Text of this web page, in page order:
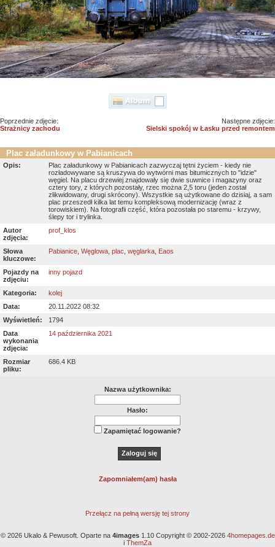
Poprzednie zdjęcie:
Strażnicy zachodu
Następne zdjęcie:
Sielski spokój w Łasku przed remontem
Plac załadunkowy w Pabianicach
Opis:
Plac załadunkowy w Pabianicach zazwyczaj tętni życiem - kiedy nie
rozładowywane są kruszywa do wytwórni mas bitumicznych to "idzie"
węgiel. Na placu drzewiej znajdowały się dwie suwnice i magazyny oraz
cztery tory, z których pozostały, rzec można 2,5 toru (jeden został
zlikwidowany, drugi skrócony). Wszystkie są użytkowane do dzisiaj, a sam
plac przeszedł kilka lat temu kompleksową modernizację (wraz z
torowiskiem). Na fotografii część, która pozostała po staremu - krzywy,
ślepy tor i trylinka.
Autor
zdjęcia:
prof_klos
Słowa
kluczowe:
Pabianice Węglowa plac węglarka Eaos
Pojazdy na
zdjęciu:
inny pojazd
Kategoria:
kolej
Data:
20.11.2022 08:32
Wyświetleń:
1794
Data
wykonania
zdjęcia:
14 października 2021
Rozmiar
pliku:
686.4 KB
Nazwa użytkownika:
Hasło:
Zapamiętać logowanie?
Zapomniałem(am) hasła
Przełącz na pełną wersję tej strony
© 2026 Ukalo & Pewusoft. Oparte na 4images1.10 Copyright © 2002-2026 4homepages.de
i ThemZa